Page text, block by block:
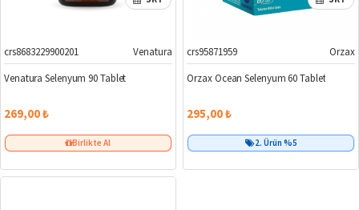
crs8683229900201
Venatura
Venatura Selenyum 90 Tablet
269,00 ₺
Birlikte Al
crs95871959
Orzax
Orzax Ocean Selenyum 60 Tablet
295,00 ₺
2. Ürün %5